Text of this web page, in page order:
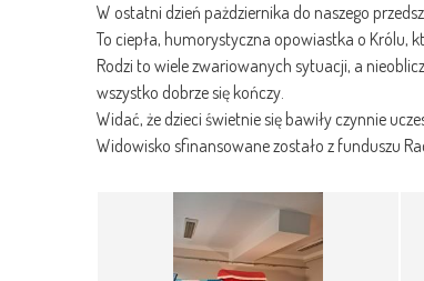
W ostatni dzień pażdziernika do naszego
To ciepła, humorystyczna opowiastka o Królu,
Rodzi to wiele zwariowanych sytuacji, a
wszystko dobrze się kończy.
Widać, że dzieci świetnie się bawiły czynnie
Widowisko sfinansowane zostało z funduszu